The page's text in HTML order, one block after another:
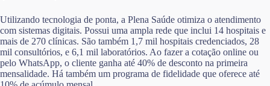
Utilizando tecnologia de ponta, a Plena Saúde otimiza o atendimento
com sistemas digitais. Possui uma ampla rede que inclui 14 hospitais e
mais de 270 clínicas. São também 1,7 mil hospitais credenciados, 28
mil consultórios, e 6,1 mil laboratórios. Ao fazer a cotação online ou
pelo WhatsApp, o cliente ganha até 40% de desconto na primeira
mensalidade. Há também um programa de fidelidade que oferece até